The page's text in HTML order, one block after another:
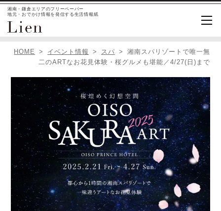
湘南・鎌倉エリアのフリーペーパー
地元・おでかけ情報を発信する生活情報紙
HOME イベント情報 スパ
湘南スパリゾートで唯一無
二のARTなお花見体験・桜グルメも堪能／4/27(日)まで